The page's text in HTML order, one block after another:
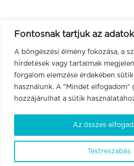
Fontosnak tartjuk az
A böngészési élmény fokozása, a
hirdetések vagy tartalmak
forgalom elemzése érdekében
használunk. A "Mindet elfogadom"
hozzájárulhat a sütik
Testreszabás
Az összes